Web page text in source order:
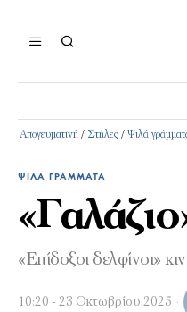
Απογευματινή / Στήλες / Ψιλά
ΨΙΛΆ ΓΡΆΜΜΑΤΑ
«Επίδοξοι δελφίνοι»
10:20 - 23 Οκτωβρίου 2025